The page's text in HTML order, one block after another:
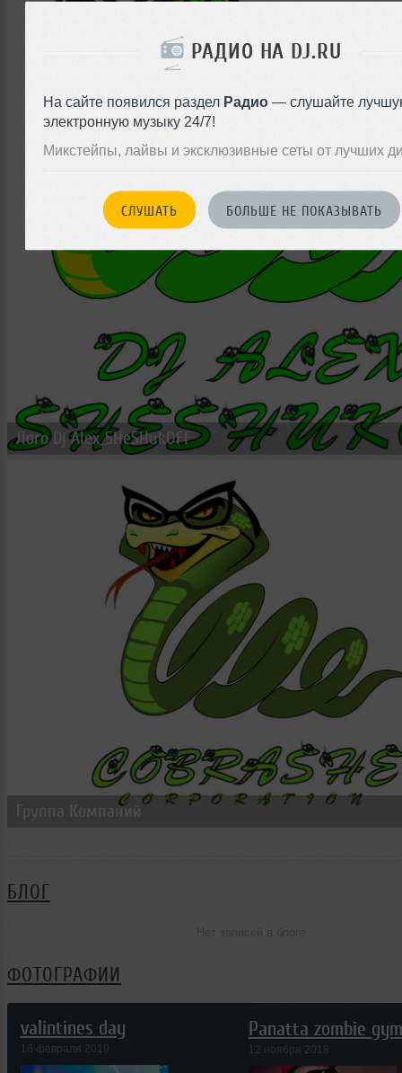
РАДИО НА DJ.RU
На сайте появился раздел Радио — слушайте
электронную музыку 24/7!
Микстейпы, лайвы и эксклюзивные сеты от лучших
СЛУШАТЬ БОЛЬШЕ НЕ ПОКАЗЫВАТЬ
Лого Dj Alex_SHeSHukOFF
Группа Компаний
БЛОГ
ФОТОГРАФИИ
valintines day
16 февраля 2019
Panatta zombie
12 ноября 2018